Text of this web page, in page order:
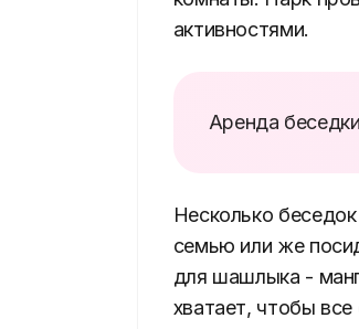
активностями.
Аренда
Несколько
семью или же
для шашлыка -
хватает, чтобы